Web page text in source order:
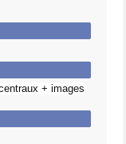
+ images